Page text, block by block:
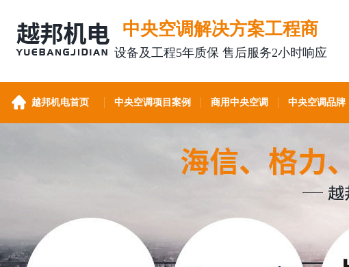
中央空调解决方案工程商
设备及工程5年质保 售后服务2小时响应
越邦机电首页 中央空调项目案例 商用中央空调 中央空调品牌